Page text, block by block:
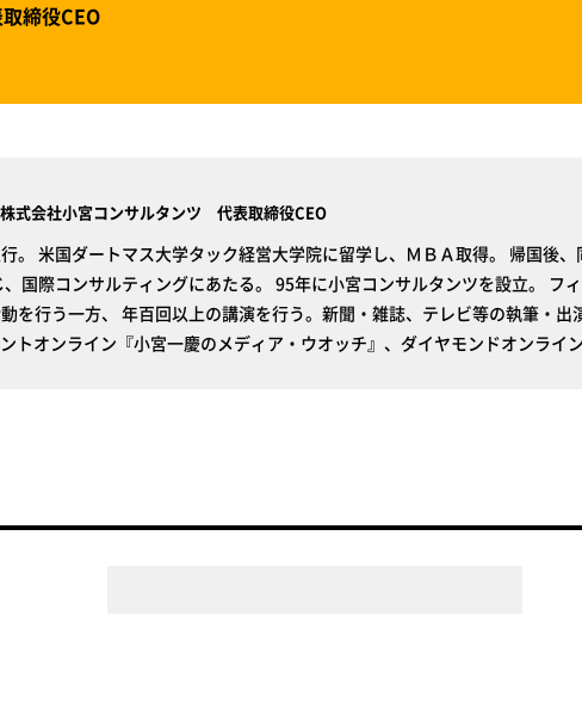
締役CEO
株式会社小宮コンサルタンツ 代表取締役CEO
。 米国ダートマス大学タック経営大学院に留学し、ＭＢＡ取得。 帰国後
国際コンサルティングにあたる。 95年に小宮コンサルタンツを設立。 フ
を行う一方、 年百回以上の講演を行う。新聞・雑誌、テレビ等の執筆・
トオンライン『小宮一慶のメディア・ウオッチ』、ダイヤモンドオンライ